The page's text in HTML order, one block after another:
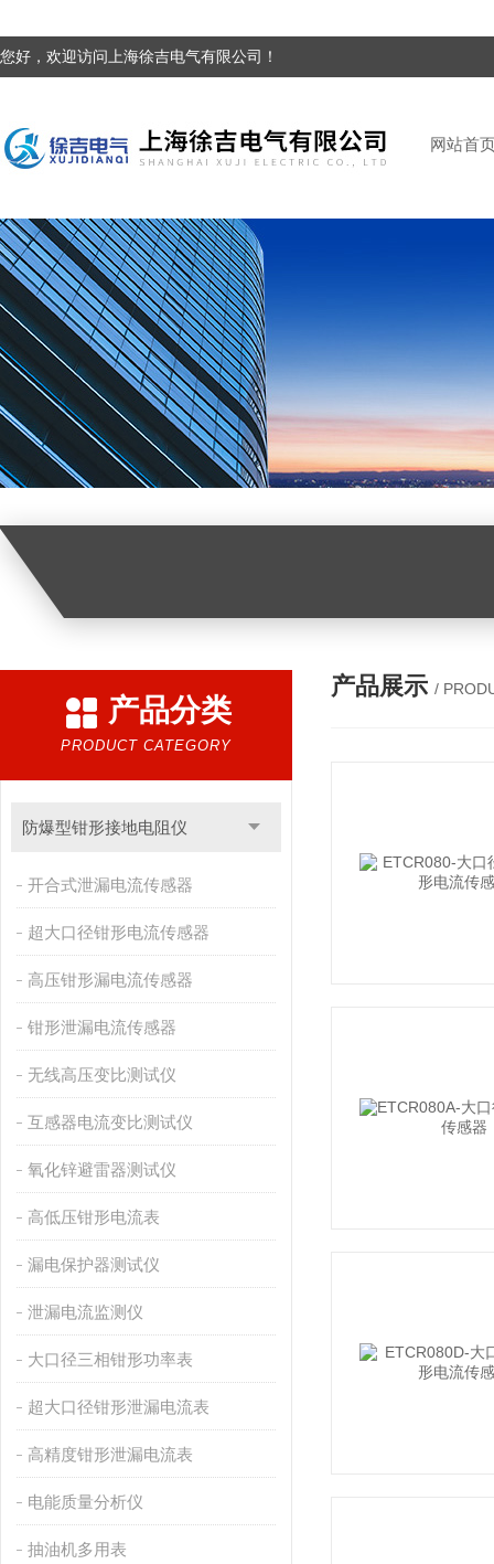
您好，欢迎访问上海徐吉电气有限公司！
网站首
产品分类
PRODUCT CATEGORY
防爆型钳形接地电阻仪
开合式泄漏电流传感器
超大口径钳形电流传感器
高压钳形漏电流传感器
钳形泄漏电流传感器
无线高压变比测试仪
互感器电流变比测试仪
氧化锌避雷器测试仪
高低压钳形电流表
漏电保护器测试仪
泄漏电流监测仪
大口径三相钳形功率表
超大口径钳形泄漏电流表
高精度钳形泄漏电流表
电能质量分析仪
抽油机多用表
产品展示 /